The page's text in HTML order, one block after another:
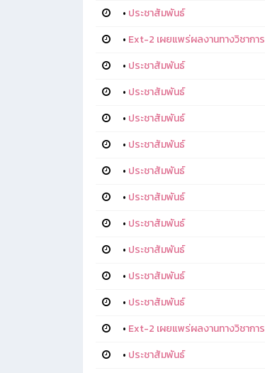
• ประชาสัมพันธ์
• Ext-2 เผยแพร่ผลงานทางวิชาการ
• ประชาสัมพันธ์
• ประชาสัมพันธ์
• ประชาสัมพันธ์
• ประชาสัมพันธ์
• ประชาสัมพันธ์
• ประชาสัมพันธ์
• ประชาสัมพันธ์
• ประชาสัมพันธ์
• ประชาสัมพันธ์
• ประชาสัมพันธ์
• Ext-2 เผยแพร่ผลงานทางวิชาการ
• ประชาสัมพันธ์